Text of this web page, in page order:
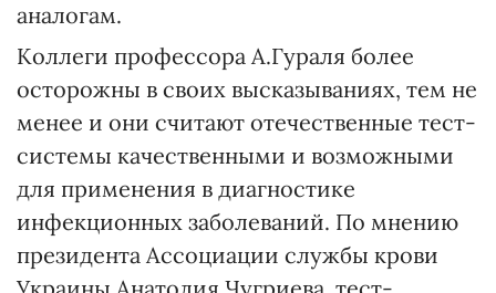
аналогам.
Коллеги профессора А.Гураля более
осторожны в своих высказываниях, тем не
менее и они считают отечественные тест-
системы качественными и возможными
для применения в диагностике
инфекционных заболеваний. По мнению
президента Ассоциации службы крови